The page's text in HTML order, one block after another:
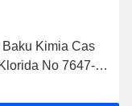
Baku Kimia Cas
No 7647-